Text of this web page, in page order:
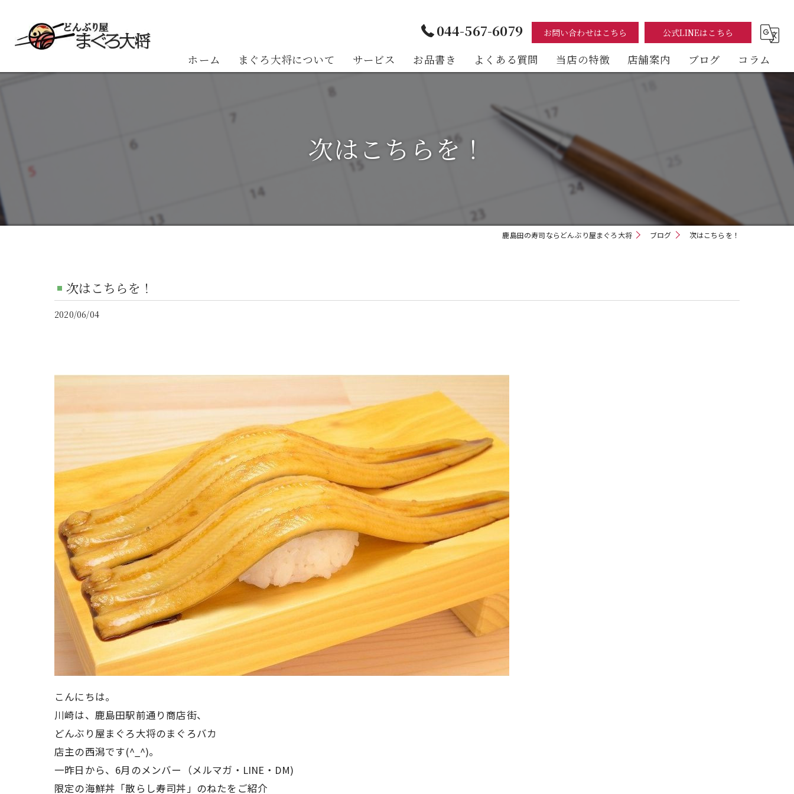
044-567-6079 お問い合わせはこちら 公式LINEはこちら
ホーム まぐろ大将について サービス お品書き よくある質問 当店の特徴
海鮮丼
テイクアウト
デリバリー
店舗案内 ブログ コラム
次はこちらを！
鹿島田の寿司ならどんぶり屋まぐろ大将 ブログ 次はこちらを！
次はこちらを！
2020/06/04
こんにちは。
川崎は、鹿島田駅前通り商店街、
どんぶり屋まぐろ大将のまぐろバカ
店主の西潟です(^_^)。
一昨日から、6月のメンバー（メルマガ・LINE・DM)
限定の海鮮丼「散らし寿司丼」のねたをご紹介